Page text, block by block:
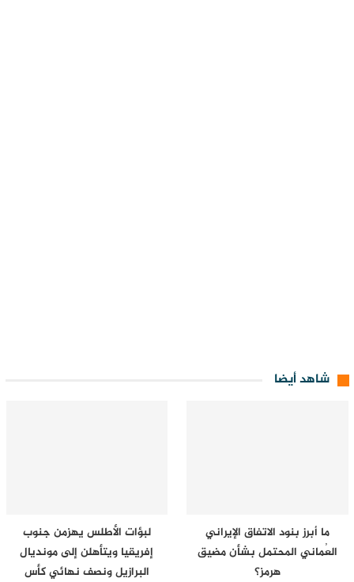
شاهد أيضا
ما أبرز بنود الاتفاق الإيراني
العُماني المحتمل بشأن مضيق
هرمز؟
لبؤات الأطلس يهزمن جنوب
إفريقيا ويتأهلن إلى مونديال
البرازيل ونصف نهائي كأس